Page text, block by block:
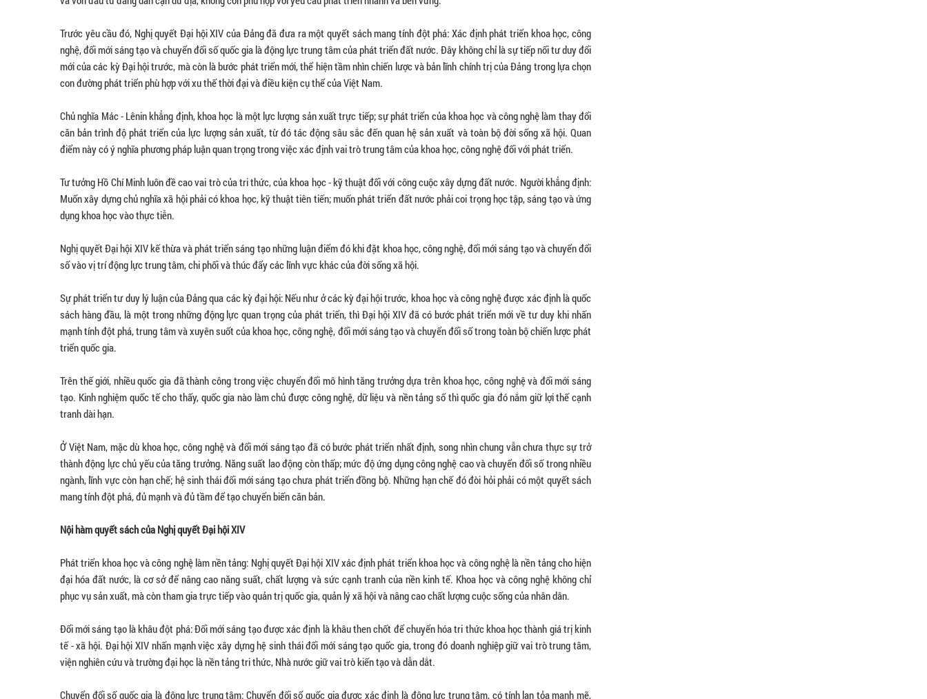
Trước yêu cầu đó, Nghị quyết Đại hội XIV của Đảng đã đưa ra một quyết sách mang tính đột phá: Xác định phát triển khoa học, công
nghệ, đổi mới sáng tạo và chuyển đổi số quốc gia là động lực trung tâm của phát triển đất nước. Đây không chỉ là sự tiếp nối tư duy đổi
mới của các kỳ Đại hội trước, mà còn là bước phát triển mới, thể hiện tầm nhìn chiến lược và bản lĩnh chính trị của Đảng trong lựa chọn
con đường phát triển phù hợp với xu thế thời đại và điều kiện cụ thể của Việt Nam.
Chủ nghĩa Mác - Lênin khẳng định, khoa học là một lực lượng sản xuất trực tiếp; sự phát triển của khoa học và công nghệ làm thay đổi
căn bản trình độ phát triển của lực lượng sản xuất, từ đó tác động sâu sắc đến quan hệ sản xuất và toàn bộ đời sống xã hội. Quan
điểm này có ý nghĩa phương pháp luận quan trọng trong việc xác định vai trò trung tâm của khoa học, công nghệ đối với phát triển.
Tư tưởng Hồ Chí Minh luôn đề cao vai trò của tri thức, của khoa học - kỹ thuật đối với công cuộc xây dựng đất nước. Người khẳng định:
Muốn xây dựng chủ nghĩa xã hội phải có khoa học, kỹ thuật tiên tiến; muốn phát triển đất nước phải coi trọng học tập, sáng tạo và ứng
dụng khoa học vào thực tiễn.
Nghị quyết Đại hội XIV kế thừa và phát triển sáng tạo những luận điểm đó khi đặt khoa học, công nghệ, đổi mới sáng tạo và chuyển đổi
số vào vị trí động lực trung tâm, chi phối và thúc đẩy các lĩnh vực khác của đời sống xã hội.
Sự phát triển tư duy lý luận của Đảng qua các kỳ đại hội: Nếu như ở các kỳ đại hội trước, khoa học và công nghệ được xác định là quốc
sách hàng đầu, là một trong những động lực quan trọng của phát triển, thì Đại hội XIV đã có bước phát triển mới về tư duy khi nhấn
mạnh tính đột phá, trung tâm và xuyên suốt của khoa học, công nghệ, đổi mới sáng tạo và chuyển đổi số trong toàn bộ chiến lược phát
triển quốc gia.
Trên thế giới, nhiều quốc gia đã thành công trong việc chuyển đổi mô hình tăng trưởng dựa trên khoa học, công nghệ và đổi mới sáng
tạo. Kinh nghiệm quốc tế cho thấy, quốc gia nào làm chủ được công nghệ, dữ liệu và nền tảng số thì quốc gia đó nắm giữ lợi thế cạnh
tranh dài hạn.
Ở Việt Nam, mặc dù khoa học, công nghệ và đổi mới sáng tạo đã có bước phát triển nhất định, song nhìn chung vẫn chưa thực sự trở
thành động lực chủ yếu của tăng trưởng. Năng suất lao động còn thấp; mức độ ứng dụng công nghệ cao và chuyển đổi số trong nhiều
ngành, lĩnh vực còn hạn chế; hệ sinh thái đổi mới sáng tạo chưa phát triển đồng bộ. Những hạn chế đó đòi hỏi phải có một quyết sách
mang tính đột phá, đủ mạnh và đủ tầm để tạo chuyển biến căn bản.
Nội hàm quyết sách của Nghị quyết Đại hội XIV
Phát triển khoa học và công nghệ làm nền tảng: Nghị quyết Đại hội XIV xác định phát triển khoa học và công nghệ là nền tảng cho hiện
đại hóa đất nước, là cơ sở để nâng cao năng suất, chất lượng và sức cạnh tranh của nền kinh tế. Khoa học và công nghệ không chỉ
phục vụ sản xuất, mà còn tham gia trực tiếp vào quản trị quốc gia, quản lý xã hội và nâng cao chất lượng cuộc sống của nhân dân.
Đổi mới sáng tạo là khâu đột phá: Đổi mới sáng tạo được xác định là khâu then chốt để chuyển hóa tri thức khoa học thành giá trị kinh
tế - xã hội. Đại hội XIV nhấn mạnh việc xây dựng hệ sinh thái đổi mới sáng tạo quốc gia, trong đó doanh nghiệp giữ vai trò trung tâm,
viện nghiên cứu và trường đại học là nền tảng tri thức, Nhà nước giữ vai trò kiến tạo và dẫn dắt.
Chuyển đổi số quốc gia là động lực trung tâm: Chuyển đổi số quốc gia được xác định là động lực trung tâm, có tính lan tỏa mạnh mẽ,